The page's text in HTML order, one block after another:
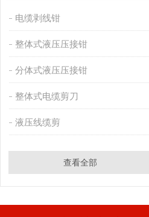
电缆剥线钳
整体式液压压接钳
分体式液压压接钳
整体式电缆剪刀
液压线缆剪
查看全部